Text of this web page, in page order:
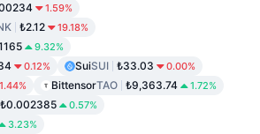
1.59%
₺2.12 19.18%
9.32%
0.12% SuiSUI ₺33.03 0.00%
1.44% BittensorTAO ₺9,363.74 1.72%
₺0.002385 0.57%
3.23%